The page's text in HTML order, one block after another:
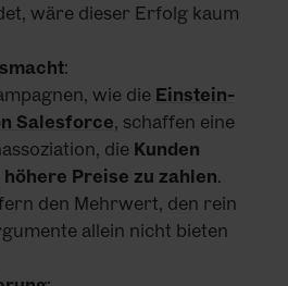
wäre dieser Erfolg kaum
:
wie die Einstein-
Salesforce, schaffen eine
die Kunden
Preise zu zahlen.
den Mehrwert, den rein
allein nicht bieten